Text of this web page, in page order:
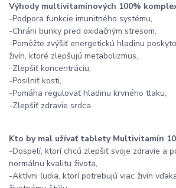
Výhody multivitamínových 100%
-Podpora funkcie imunitného systému,
-Chráni bunky pred oxidačným stresom,
-Pomôžte zvýšiť energetickú hladinu
živín, ktoré zlepšujú metabolizmus,
-Zlepšiť koncentráciu,
-Posilniť kosti,
-Pomáha regulovať hladinu krvného tlaku,
-Zlepšiť zdravie srdca.
Kto by mal užívať tablety Multivitamín
-Dospelí, ktorí chcú zlepšiť svoje zdravie a
normálnu kvalitu života,
-Aktívni ľudia, ktorí potrebujú viac živín